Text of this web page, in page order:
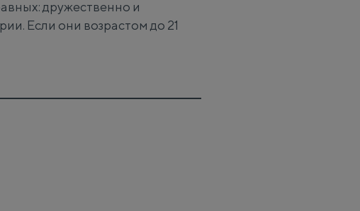
дружественно и
Если они возрастом до 21